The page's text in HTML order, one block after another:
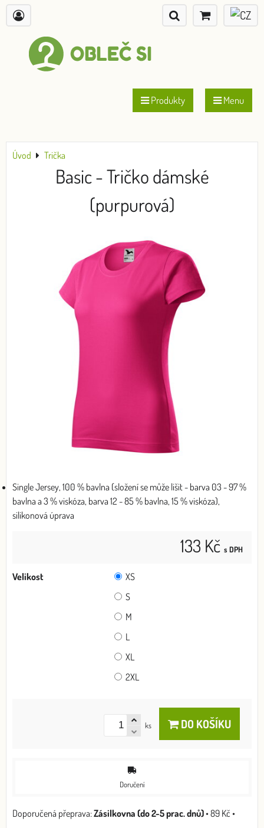
Produkty Menu
Úvod Trička
Basic - Tričko dámské
(purpurová)
Single Jersey, 100 % bavlna (složení se může lišit - barva 03 - 97 %
bavlna a 3 % viskóza, barva 12 - 85 % bavlna, 15 % viskóza),
silikonová úprava
133 Kč s DPH
Velikost
XS
S
M
L
XL
2XL
ks DO KOŠÍKU
Doručení
Zásilkovna (do 2-5 prac. dnů)•89 Kč •